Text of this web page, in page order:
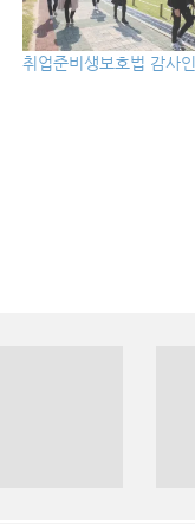
취업준비생보호법 감사